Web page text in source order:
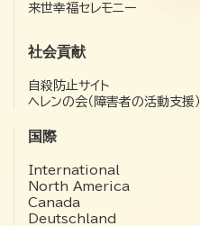
来世幸福セレモニー
社会貢献
自殺防止サイト
ヘレンの会（障害者の活動支援）
国際
International
North America
Canada
Deutschland